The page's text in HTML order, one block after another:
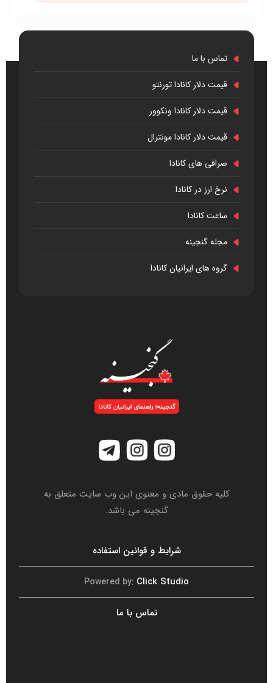
تماس با ما
قیمت دلار کانادا تورنتو
قیمت دلار کانادا ونکوور
قیمت دلار کانادا مونترال
صرافی های کانادا
نرخ ارز در کانادا
ساعت کانادا
مجله گنجینه
گروه های ایرانیان کانادا
کلیه حقوق مادی و معنوی این وب سایت متعلق به
گنجینه می باشد.
شرایط و قوانین استفاده
Powered by: Click Studio
تماس با ما